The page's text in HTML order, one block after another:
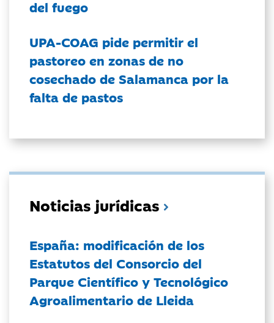
del fuego
UPA-COAG pide permitir el
pastoreo en zonas de no
cosechado de Salamanca por la
falta de pastos
Noticias jurídicas
España: modificación de los
Estatutos del Consorcio del
Parque Científico y Tecnológico
Agroalimentario de Lleida